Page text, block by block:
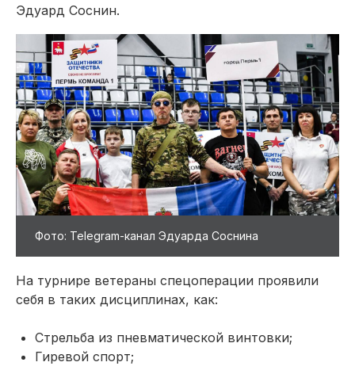
Эдуард Соснин.
Фото: Telegram-канал Эдуарда Соснина
На турнире ветераны спецоперации проявили
себя в таких дисциплинах, как:
Стрельба из пневматической винтовки;
Гиревой спорт;